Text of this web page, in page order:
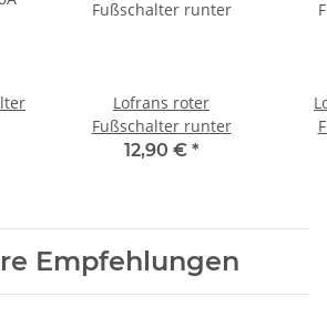
Lofrans roter
Fußschalter runter
12,90 € *
Empfehlungen